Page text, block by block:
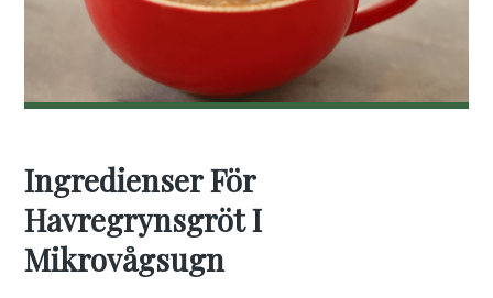
Ingredienser För
Havregrynsgröt I
Mikrovågsugn